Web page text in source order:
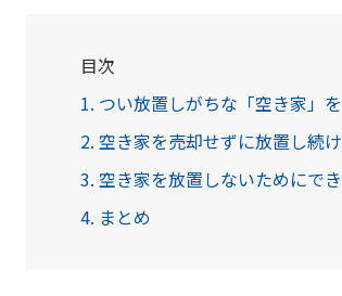
目次
1. つい放置しがちな「空き家」
2. 空き家を売却せずに放置し続
3. 空き家を放置しないためにで
4. まとめ